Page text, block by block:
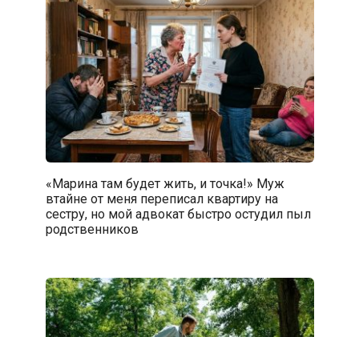
«Марина там будет жить, и точка!» Муж
втайне от меня переписал квартиру на
сестру, но мой адвокат быстро остудил пыл
родственников